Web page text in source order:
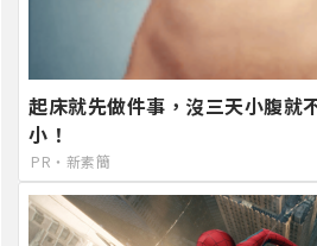
起床就先做件事，沒三天小腹就
小！
PR・新素簡